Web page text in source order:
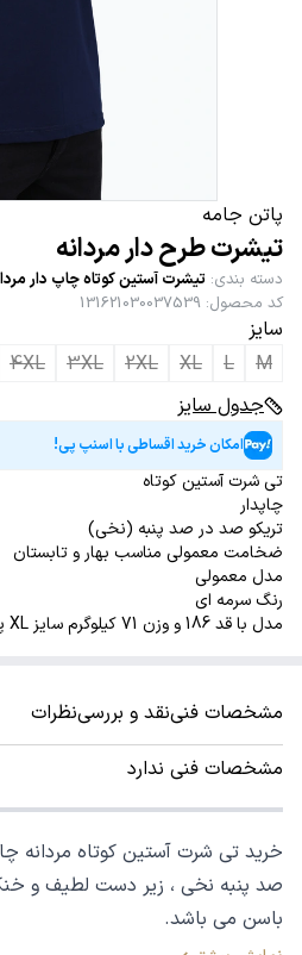
پاتن جامه
تیشرت طرح دار مردانه
دسته بندی: تیشرت آستین کوتاه چاپ دار
کد محصول:
131621030037539
سایز
M
L
XL
2XL
3XL
4XL
جدول سایز
امکان خرید اقساطی با اسنپ پی!
تی شرت آستین کوتاه
چاپدار
تریکو صد در صد پنبه (نخی)
ضخامت معمولی مناسب بهار و تابستان
مدل معمولی
رنگ سرمه ای
مدل با قد 186 و وزن 71 کیلوگرم سایز XL پوشیده است.
مشخصات فنینقد و بررسینظرات
مشخصات فنی ندارد
خرید تی شرت آستین کوتاه مردانه
صد پنبه نخی ، زیر دست لطیف و
باسن می باشد.